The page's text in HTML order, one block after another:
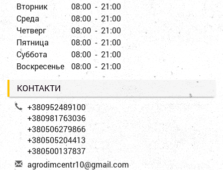
Вторник
08:00 - 21:00
Среда
08:00 - 21:00
Четверг
08:00 - 21:00
Пятница
08:00 - 21:00
Суббота
08:00 - 21:00
Воскресенье
08:00 - 21:00
КОНТАКТИ
+380952489100
+380981763036
+380506279866
+380505204413
+380500137837
agrodimcentr10@gmail.com